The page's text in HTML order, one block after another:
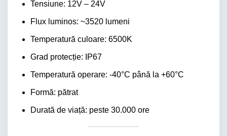
Tensiune: 12V – 24V
Flux luminos: ~3520 lumeni
Temperatură culoare: 6500K
Grad protecție: IP67
Temperatură operare: -40°C până la +60°C
Formă: pătrat
Durată de viață: peste 30.000 ore